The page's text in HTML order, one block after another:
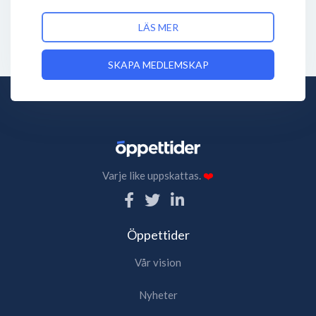
LÄS MER
SKAPA MEDLEMSKAP
Varje like uppskattas.❤️
Öppettider
Vår vision
Nyheter